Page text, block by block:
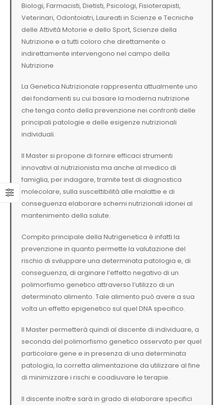
Biologi, Farmacisti, Dietisti, Psicologi, Fisioterapisti,
Veterinari, Odontoiatri, Laureati in Scienze e Tecniche
delle Attività Motorie e dello Sport, Scienze della
Nutrizione e a tutti coloro che direttamente o
indirettamente intervengono nel campo della
Nutrizione
La Genetica Nutrizionale rappresenta attualmente uno
dei fondamenti su cui basare la moderna nutrizione
che tenga conto della prevenzione nei confronti delle
principali patologie e delle esigenze nutrizionali
individuali.
Il Master si propone di fornire efficaci strumenti
innovativi al nutrizionista ma anche al medico di
famiglia, per indagare, tramite test di diagnostica
molecolare, sulla suscettibilità alle malattie e di
conseguenza elaborare schemi nutrizionali idonei al
mantenimento della salute.
Compito principale della Nutrigenetica è infatti la
prevenzione in quanto permette la valutazione del
rischio di sviluppare una determinata patologia e, di
conseguenza, di arginare l’effetto negativo di un
polimorfismo genetico attraverso l’utilizzo di un
determinato alimento. Tale alimento può avere a sua
volta un effetto epigenetico sul quel DNA specifico.
Il Master permetterà quindi al discente di individuare, a
seconda del polimorfismo genetico osservato per quel
particolare gene e in presenza di una determinata
patologia, la corretta alimentazione da utilizzare al fine
di minimizzare i rischi e coadiuvare le terapie.
Il discente inoltre sarà in grado di elaborare specifici